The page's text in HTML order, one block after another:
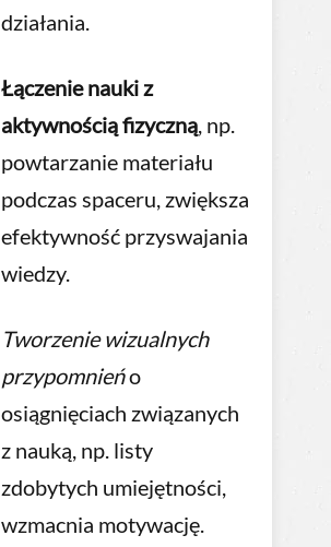
działania.
Łączenie nauki z
aktywnością fizyczną, np.
powtarzanie materiału
podczas spaceru, zwiększa
efektywność przyswajania
wiedzy.
Tworzenie wizualnych
przypomnieńo
osiągnięciach związanych
z nauką, np. listy
zdobytych umiejętności,
wzmacnia motywację.